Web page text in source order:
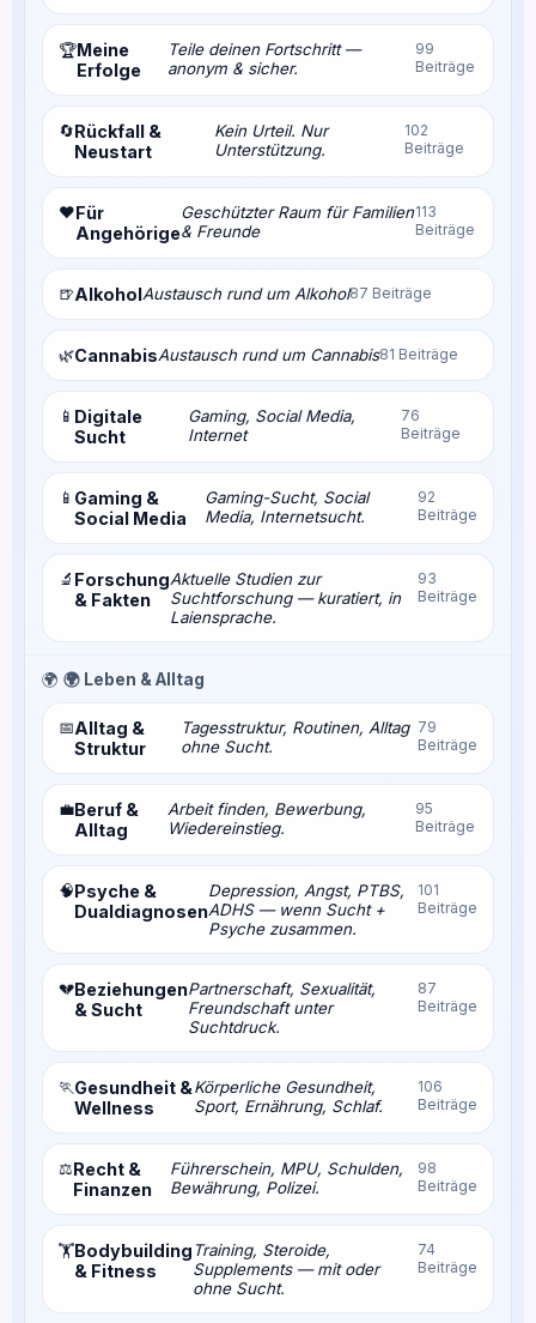
🏆Meine
Erfolge
Teile deinen Fortschritt —
anonym & sicher.
99
Beiträge
🔄Rückfall &
Neustart
Kein Urteil. Nur
Unterstützung.
102
Beiträge
❤️Für
Angehörige
Geschützter Raum für Familien
& Freunde
113
Beiträge
🍺AlkoholAustausch rund um Alkohol87 Beiträge
🌿CannabisAustausch rund um Cannabis81 Beiträge
📱 Digitale
Sucht
Gaming, Social Media,
Internet
76
Beiträge
📱 Gaming &
Social Media
Gaming-Sucht, Social
Media, Internetsucht.
92
Beiträge
🔬 Forschung
& Fakten
Aktuelle Studien zur
Suchtforschung — kuratiert, in
Laiensprache.
93
Beiträge
🌍 🌍 Leben & Alltag
📅Alltag &
Struktur
Tagesstruktur, Routinen, Alltag
ohne Sucht.
79
Beiträge
💼Beruf &
Alltag
Arbeit finden, Bewerbung,
Wiedereinstieg.
95
Beiträge
🧠Psyche &
Dualdiagnosen
Depression, Angst, PTBS,
ADHS — wenn Sucht +
Psyche zusammen.
101
Beiträge
💔Beziehungen
& Sucht
Partnerschaft, Sexualität,
Freundschaft unter
Suchtdruck.
87
Beiträge
🏃Gesundheit &
Wellness
Körperliche Gesundheit,
Sport, Ernährung, Schlaf.
106
Beiträge
⚖️Recht &
Finanzen
Führerschein, MPU, Schulden,
Bewährung, Polizei.
98
Beiträge
🏋️Bodybuilding
& Fitness
Training, Steroide,
Supplements — mit oder
ohne Sucht.
74
Beiträge